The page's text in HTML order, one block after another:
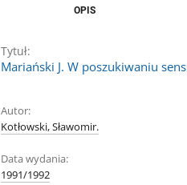
OPIS
Tytuł:
Mariański J. W poszukiwaniu
Autor:
Kotłowski, Sławomir.
Data wydania:
1991/1992